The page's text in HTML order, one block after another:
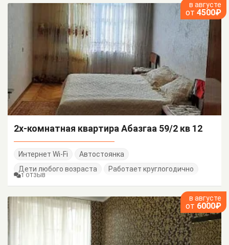
в августе
от 4500₽
2х-комнатная квартира Абазгаа 59/2 кв 12
Интернет Wi-Fi
Автостоянка
Дети любого возраста
Работает круглогодично
1 ОТЗЫВ
в августе
от 6000₽